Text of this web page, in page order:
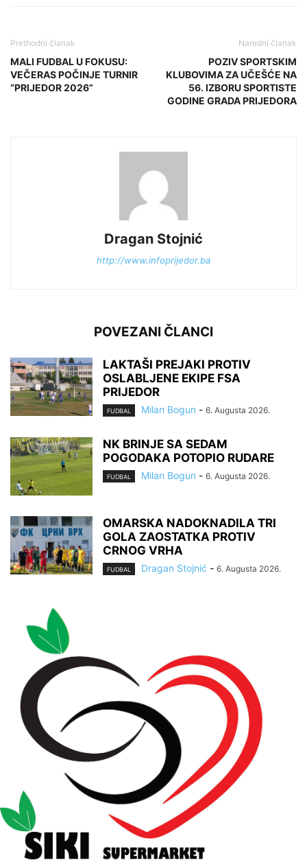
Prethodni članak
MALI FUDBAL U FOKUSU:
VEČERAS POČINJE TURNIR
“PRIJEDOR 2026”
Naredni članak
POZIV SPORTSKIM
KLUBOVIMA ZA UČEŠĆE NA
56. IZBORU SPORTISTE
GODINE GRADA PRIJEDORA
Dragan Stojnić
http://www.infoprijedor.ba
POVEZANI ČLANCI
LAKTAŠI PREJAKI PROTIV
OSLABLJENE EKIPE FSA
PRIJEDOR
FUDBAL Milan Bogun - 6. Augusta 2026.
NK BRINJE SA SEDAM
POGODAKA POTOPIO RUDARE
FUDBAL Milan Bogun - 6. Augusta 2026.
OMARSKA NADOKNADILA TRI
GOLA ZAOSTATKA PROTIV
CRNOG VRHA
FUDBAL Dragan Stojnić - 6. Augusta 2026.